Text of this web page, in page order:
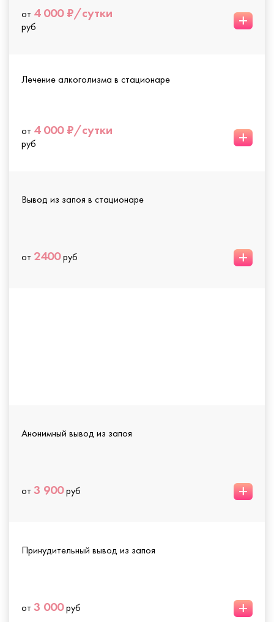
от 4 000 ₽/сутки
руб +
Лечение алкоголизма в стационаре
от 4 000 ₽/сутки
руб +
Вывод из запоя в стационаре
от 2400руб +
Анонимный вывод из запоя
от 3 900руб +
Принудительный вывод из запоя
от 3 000руб +